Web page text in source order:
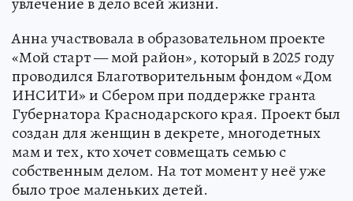
Анна участвовала в образовательном проекте
«Мой старт — мой район», который в 2025 году
проводился Благотворительным фондом «Дом
ИНСИТИ» и Сбером при поддержке гранта
Губернатора Краснодарского края. Проект был
создан для женщин в декрете, многодетных
мам и тех, кто хочет совмещать семью с
собственным делом. На тот момент у неё уже
было трое маленьких детей.